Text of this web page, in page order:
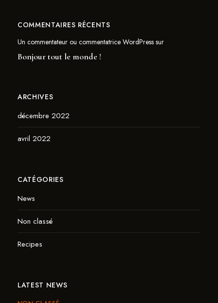
COMMENTAIRES RÉCENTS
Un commentateur ou commentatrice WordPresssur
Bonjour tout le monde !
ARCHIVES
décembre 2022
avril 2022
CATÉGORIES
News
Non classé
Recipes
LATEST NEWS